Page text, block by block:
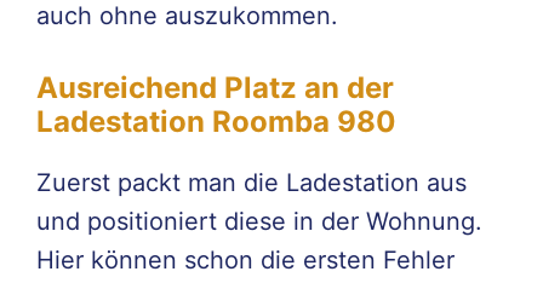
auch ohne auszukommen.
Ausreichend Platz an der
Ladestation Roomba 980
Zuerst packt man die Ladestation aus
und positioniert diese in der Wohnung.
Hier können schon die ersten Fehler